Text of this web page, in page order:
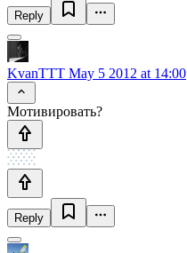
Reply
KvanTTT May 5 2012 at 14:00
Мотивировать?
Reply